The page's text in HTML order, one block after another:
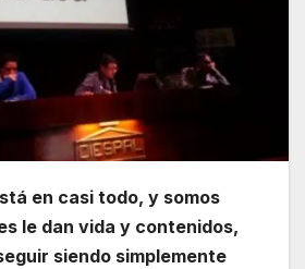
en casi todo, y somos
le dan vida y contenidos,
siendo simplemente